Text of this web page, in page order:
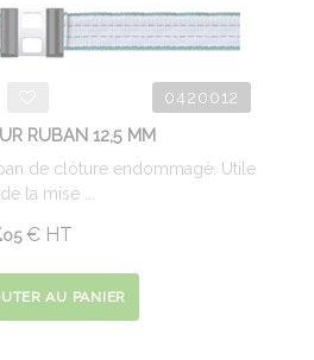
0420012
RUBAN 12,5 MM
de clôture endommagé. Utile
la mise ...
05 €HT
AU PANIER